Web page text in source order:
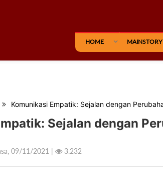
HOME MAINSTORY
Komunikasi Empatik: Sejalan dengan
Sejalan dengan
09/11/2021 | 3.232